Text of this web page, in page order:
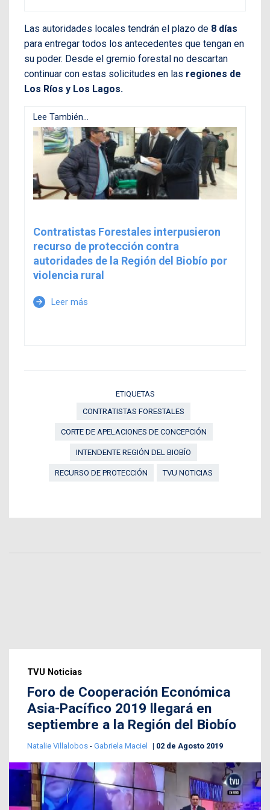
Las autoridades locales tendrán el plazo de 8 días
para entregar todos los antecedentes que tengan en
su poder. Desde el gremio forestal no descartan
continuar con estas solicitudes en las regiones de
Los Ríos y Los Lagos.
Lee También...
Contratistas Forestales interpusieron
recurso de protección contra
autoridades de la Región del Biobío por
violencia rural
arrow_forward Leer más
ETIQUETAS
CONTRATISTAS FORESTALES
CORTE DE APELACIONES DE CONCEPCIÓN
INTENDENTE REGIÓN DEL BIOBÍO
RECURSO DE PROTECCIÓN TVU NOTICIAS
TVU Noticias
Foro de Cooperación Económica
Asia-Pacífico 2019 llegará en
septiembre a la Región del Biobío
Natalie Villalobos - Gabriela Maciel 02 de Agosto 2019